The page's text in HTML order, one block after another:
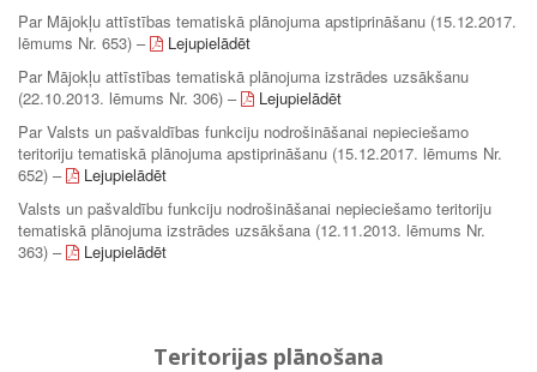
Par Mājokļu attīstības tematiskā plānojuma apstiprināšanu (15.12.2017.
lēmums Nr. 653) –
Lejupielādēt
Par Mājokļu attīstības tematiskā plānojuma izstrādes uzsākšanu
(22.10.2013. lēmums Nr. 306) –
Lejupielādēt
Par Valsts un pašvaldības funkciju nodrošināšanai nepieciešamo
teritoriju tematiskā plānojuma apstiprināšanu (15.12.2017. lēmums Nr.
652) –
Lejupielādēt
Valsts un pašvaldību funkciju nodrošināšanai nepieciešamo teritoriju
tematiskā plānojuma izstrādes uzsākšana (12.11.2013. lēmums Nr.
363) –
Lejupielādēt
Teritorijas plānošana